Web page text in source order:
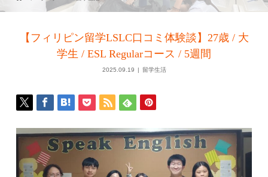
【フィリピン留学LSLC口コミ体験談】27歳 / 大
学生 / ESL Regularコース / 5週間
2025.09.19 留学生活